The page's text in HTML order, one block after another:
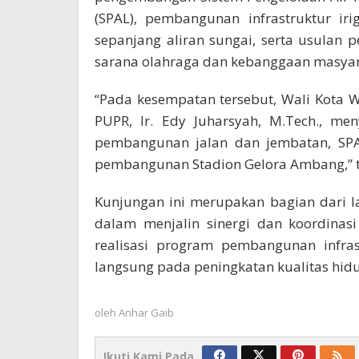
(SPAL), pembangunan infrastruktur
sepanjang aliran sungai, serta usulan
sarana olahraga dan kebanggaan
“Pada kesempatan tersebut, Wali Kota
PUPR, Ir. Edy Juharsyah, M.Tech.,
pembangunan jalan dan jembatan,
pembangunan Stadion Gelora
Kunjungan ini merupakan bagian dari
dalam menjalin sinergi dan
realisasi program pembangunan
langsung pada peningkatan kualitas
oleh Anhar Gaib